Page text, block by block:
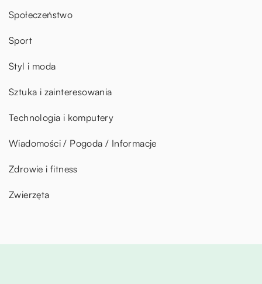
Społeczeństwo
Sport
Styl i moda
Sztuka i zainteresowania
Technologia i komputery
Wiadomości / Pogoda / Informacje
Zdrowie i fitness
Zwierzęta